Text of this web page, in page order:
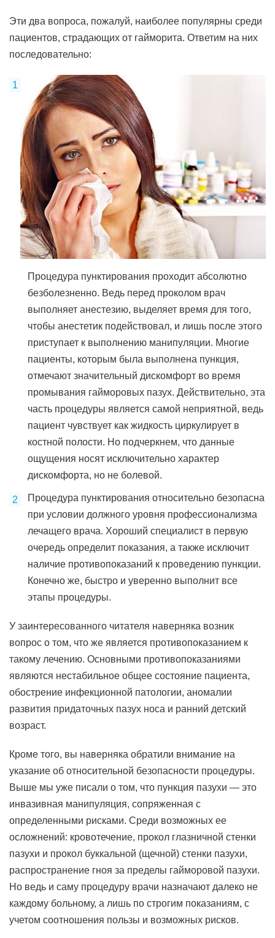
Эти два вопроса, пожалуй, наиболее популярны среди
пациентов, страдающих от гайморита. Ответим на них
последовательно:
Процедура пунктирования проходит абсолютно
безболезненно. Ведь перед проколом врач
выполняет анестезию, выделяет время для того,
чтобы анестетик подействовал, и лишь после этого
приступает к выполнению манипуляции. Многие
пациенты, которым была выполнена пункция,
отмечают значительный дискомфорт во время
промывания гайморовых пазух. Действительно, эта
часть процедуры является самой неприятной, ведь
пациент чувствует как жидкость циркулирует в
костной полости. Но подчеркнем, что данные
ощущения носят исключительно характер
дискомфорта, но не болевой.
Процедура пунктирования относительно безопасна
при условии должного уровня профессионализма
лечащего врача. Хороший специалист в первую
очередь определит показания, а также исключит
наличие противопоказаний к проведению пункции.
Конечно же, быстро и уверенно выполнит все
этапы процедуры.
У заинтересованного читателя наверняка возник
вопрос о том, что же является противопоказанием к
такому лечению. Основными противопоказаниями
являются нестабильное общее состояние пациента,
обострение инфекционной патологии, аномалии
развития придаточных пазух носа и ранний детский
возраст.
Кроме того, вы наверняка обратили внимание на
указание об относительной безопасности процедуры.
Выше мы уже писали о том, что пункция пазухи — это
инвазивная манипуляция, сопряженная с
определенными рисками. Среди возможных ее
осложнений: кровотечение, прокол глазничной стенки
пазухи и прокол буккальной (щечной) стенки пазухи,
распространение гноя за пределы гайморовой пазухи.
Но ведь и саму процедуру врачи назначают далеко не
каждому больному, а лишь по строгим показаниям, с
учетом соотношения пользы и возможных рисков.